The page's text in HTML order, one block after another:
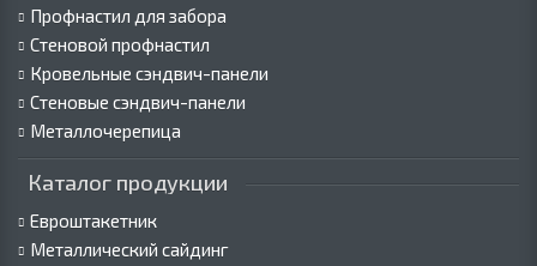
Профнастил для забора
Стеновой профнастил
Кровельные сэндвич-панели
Стеновые сэндвич-панели
Металлочерепица
Каталог продукции
Евроштакетник
Металлический сайдинг